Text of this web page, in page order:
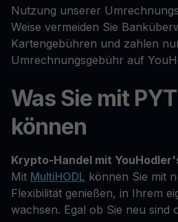
Nutzung unserer
Weise vermeiden Sie
Kartengebühren und zahlen
Umrechnungsgebühr auf
Was Sie mit
können
Krypto-Handel mit
Mit MultiHODL können Sie mit
Flexibilität genießen, in Ihrem
wachsen. Egal ob Sie neu sind